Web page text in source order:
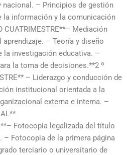
nacional. – Principios de gestión
la información y la comunicación
CUATRIMESTRE**– Mediación
– Teoría y diseño
investigación educativa. –
la toma de decisiones.**2 º
– Liderazgo y conducción de
institucional orientada a la
externa e interna. –
Fotocopia legalizada del título
– Fotocopia de la primera página
terciario o universitario de